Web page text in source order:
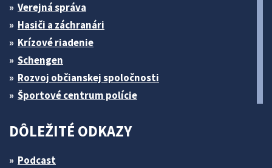
Verejná správa
Hasiči a záchranári
Krízové riadenie
Schengen
Rozvoj občianskej spoločnosti
Športové centrum polície
DÔLEŽITÉ ODKAZY
Podcast